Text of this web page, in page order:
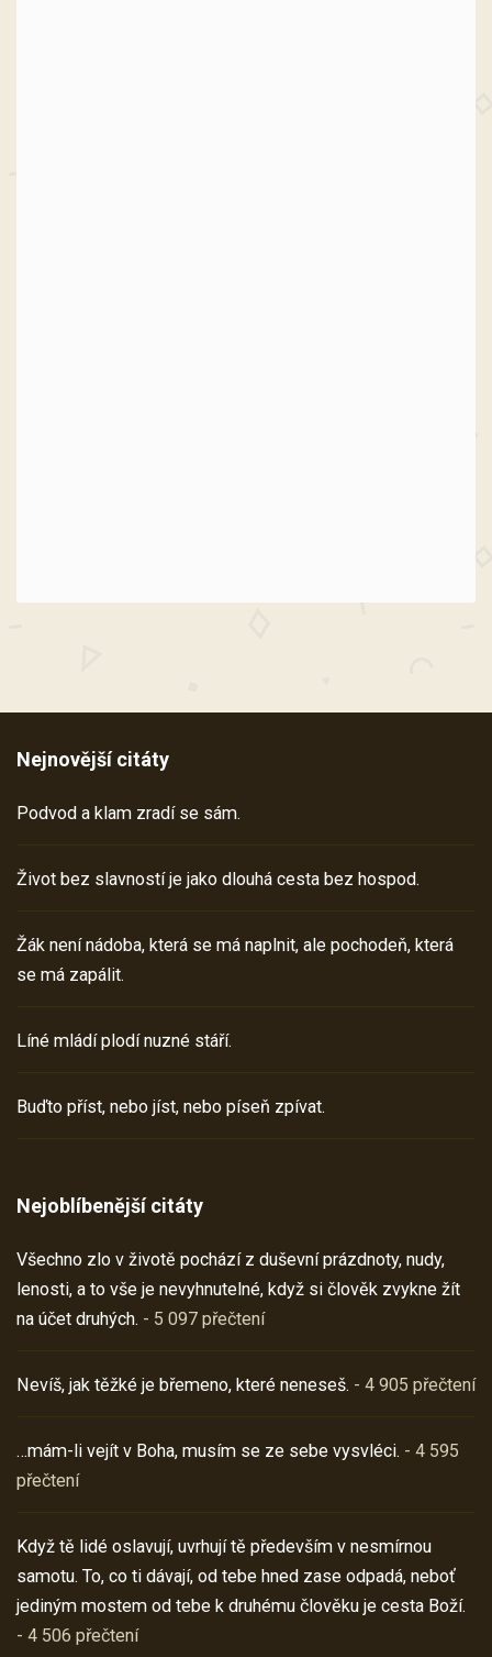
Nejnovější citáty
Podvod a klam zradí se sám.
Život bez slavností je jako dlouhá cesta bez hospod.
Žák není nádoba, která se má naplnit, ale pochodeň, která
se má zapálit.
Líné mládí plodí nuzné stáří.
Buďto příst, nebo jíst, nebo píseň zpívat.
Nejoblíbenější citáty
Všechno zlo v životě pochází z duševní prázdnoty, nudy,
lenosti, a to vše je nevyhnutelné, když si člověk zvykne žít
na účet druhých. - 5 097 přečtení
Nevíš, jak těžké je břemeno, které neneseš. - 4 905 přečtení
…mám-li vejít v Boha, musím se ze sebe vysvléci. - 4 595
přečtení
Když tě lidé oslavují, uvrhují tě především v nesmírnou
samotu. To, co ti dávají, od tebe hned zase odpadá, neboť
jediným mostem od tebe k druhému člověku je cesta Boží.
- 4 506 přečtení